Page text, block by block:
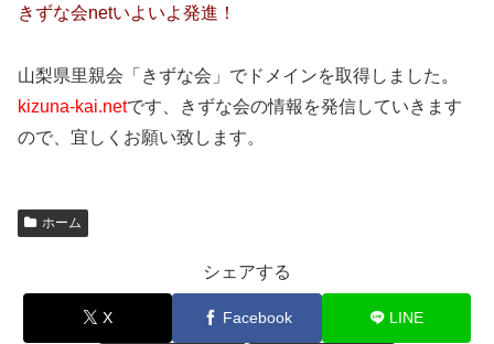
きずな会netいよいよ発進！
山梨県里親会「きずな会」でドメインを取得しました 。
kizuna-kai.netです、きずな会の情報を発信していきます
ので、宜しくお願い致します。
ホーム
シェアする
X Facebook LINE